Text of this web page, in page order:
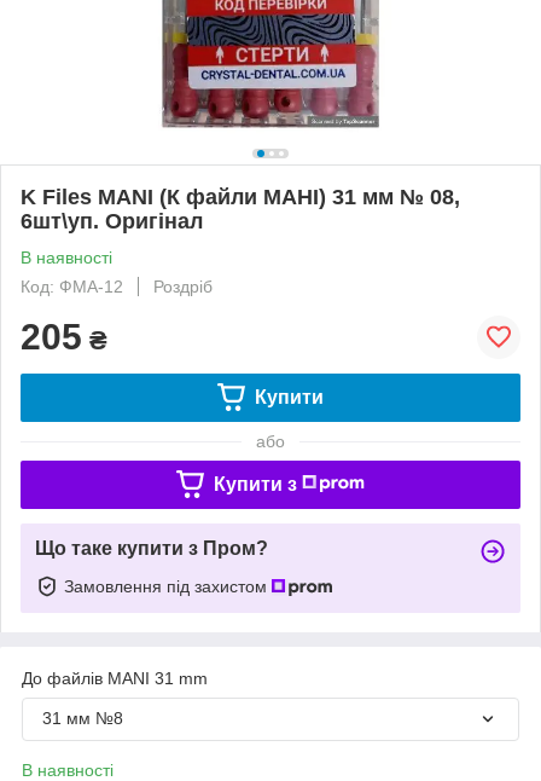
K Files MANI (К файли МАНІ) 31 мм № 08,
6шт\уп. Оригінал
В наявності
Код: ФМА-12
Роздріб
205 ₴
Купити
або
Купити з
Що таке купити з Пром?
Замовлення під захистом
До файлів MANI 31 mm
31 мм №8
В наявності